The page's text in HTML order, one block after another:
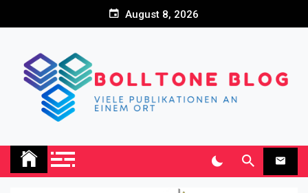
August 8, 2026
Bolltone Blog